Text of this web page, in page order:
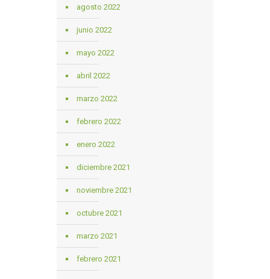
agosto 2022
junio 2022
mayo 2022
abril 2022
marzo 2022
febrero 2022
enero 2022
diciembre 2021
noviembre 2021
octubre 2021
marzo 2021
febrero 2021